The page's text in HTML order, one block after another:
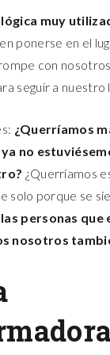
muy
ponerse en el
con
seguir a nuestro
¿Querríamos
no
¿Querríamos
solo porque se
personas que
nosotros